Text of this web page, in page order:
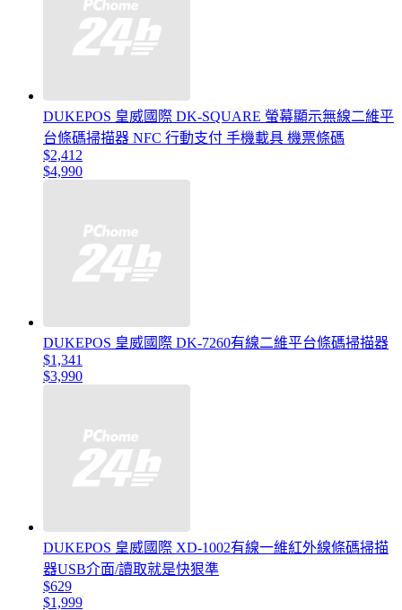
DUKEPOS 皇威國際 DK-SQUARE 螢幕顯示無線二維平
台條碼掃描器 NFC 行動支付 手機載具 機票條碼
$2,412
$4,990
DUKEPOS 皇威國際 DK-7260有線二維平台條碼掃描器
$1,341
$3,990
DUKEPOS 皇威國際 XD-1002有線一維紅外線條碼掃描
器USB介面/讀取就是快狠準
$629
$1,999